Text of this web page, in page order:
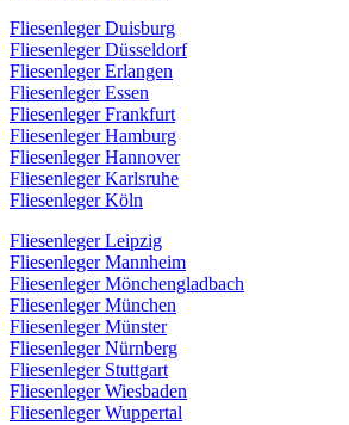
Fliesenleger Duisburg
Fliesenleger Düsseldorf
Fliesenleger Erlangen
Fliesenleger Essen
Fliesenleger Frankfurt
Fliesenleger Hamburg
Fliesenleger Hannover
Fliesenleger Karlsruhe
Fliesenleger Köln
Fliesenleger Leipzig
Fliesenleger Mannheim
Fliesenleger Mönchengladbach
Fliesenleger München
Fliesenleger Münster
Fliesenleger Nürnberg
Fliesenleger Stuttgart
Fliesenleger Wiesbaden
Fliesenleger Wuppertal